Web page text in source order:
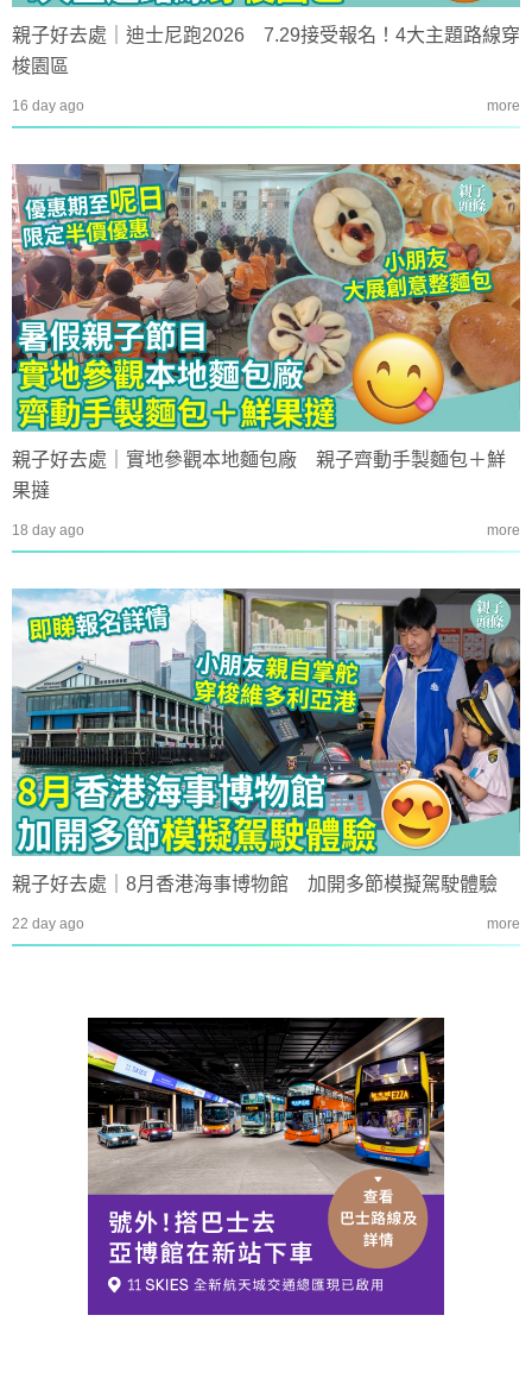
親子好去處｜迪士尼跑2026 7.29接受報名！4大主題路線穿
梭園區
16 day ago more
親子好去處｜實地參觀本地麵包廠 親子齊動手製麵包＋鮮
果撻
18 day ago more
親子好去處｜8月香港海事博物館 加開多節模擬駕駛體驗
22 day ago more